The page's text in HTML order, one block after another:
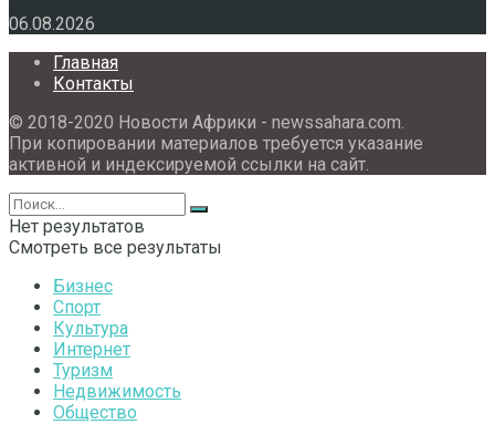
06.08.2026
Главная
Контакты
© 2018-2020 Новости Африки - newssahara.com.
При копировании материалов требуется указание
активной и индексируемой ссылки на сайт.
Нет результатов
Смотреть все результаты
Бизнес
Спорт
Культура
Интернет
Туризм
Недвижимость
Общество